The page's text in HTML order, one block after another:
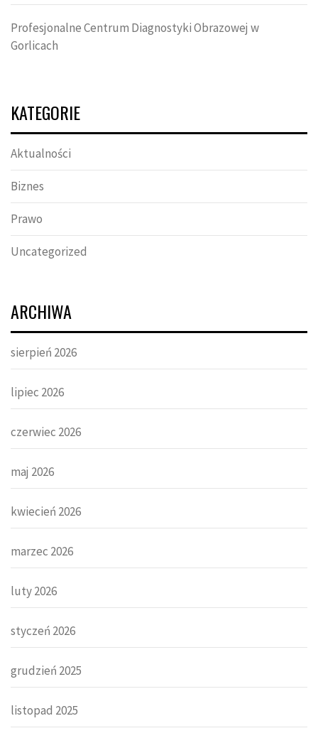
Profesjonalne Centrum Diagnostyki Obrazowej w
Gorlicach
KATEGORIE
Aktualności
Biznes
Prawo
Uncategorized
ARCHIWA
sierpień 2026
lipiec 2026
czerwiec 2026
maj 2026
kwiecień 2026
marzec 2026
luty 2026
styczeń 2026
grudzień 2025
listopad 2025